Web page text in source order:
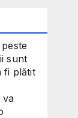
sunt
fi plătit
va